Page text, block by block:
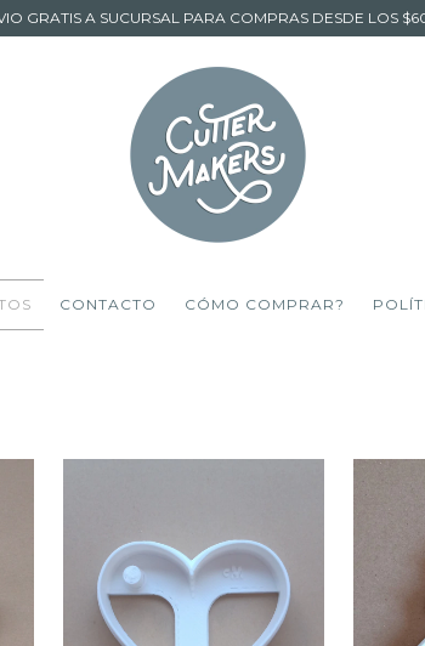
GRATIS A SUCURSAL PARA COMPRAS DESDE LOS
CONTACTO CÓMO COMPRAR?